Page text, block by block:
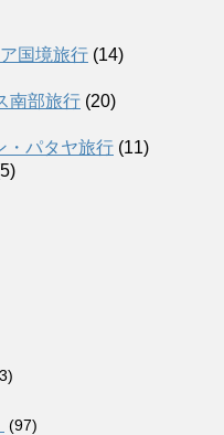
国境旅行 (14)
南部旅行 (20)
・パタヤ旅行 (11)
(97)